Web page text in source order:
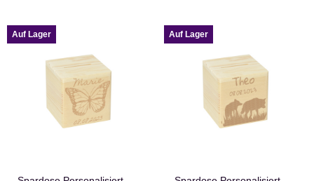
Auf Lager Auf Lager